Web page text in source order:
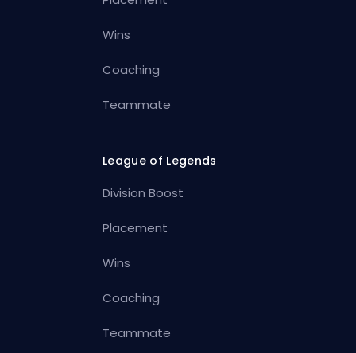
Wins
Coaching
Teammate
League of Legends
Division Boost
Placement
Wins
Coaching
Teammate